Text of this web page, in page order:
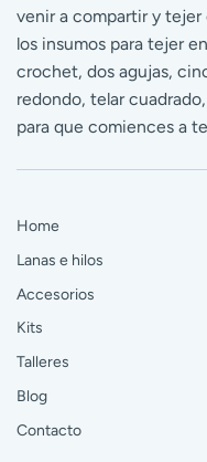
venir a compartir y tejer
los insumos para tejer
crochet, dos agujas,
redondo, telar
para que comiences a
Home
Lanas e hilos
Accesorios
Kits
Talleres
Blog
Contacto